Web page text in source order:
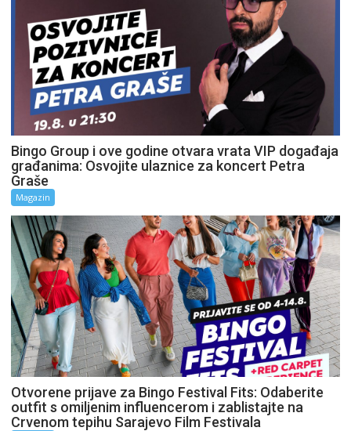
Bingo Group i ove godine otvara vrata VIP događaja
građanima: Osvojite ulaznice za koncert Petra
Graše
Magazin
Otvorene prijave za Bingo Festival Fits: Odaberite
outfit s omiljenim influencerom i zablistajte na
Crvenom tepihu Sarajevo Film Festivala